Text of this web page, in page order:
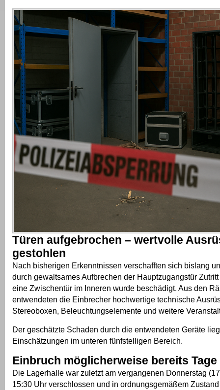
Türen aufgebrochen – wertvolle
gestohlen
Nach bisherigen Erkenntnissen verschafften sich bislang
durch gewaltsames Aufbrechen der Hauptzugangstür
eine Zwischentür im Inneren wurde beschädigt. Aus den
entwendeten die Einbrecher hochwertige technische
Stereoboxen, Beleuchtungselemente und weitere
Der geschätzte Schaden durch die entwendeten Geräte
Einschätzungen im unteren fünfstelligen Bereich.
Einbruch möglicherweise bereits
Die Lagerhalle war zuletzt am vergangenen Donnerstag
15:30 Uhr verschlossen und in ordnungsgemäßem